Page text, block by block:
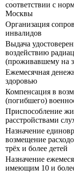
соответствии с
Москвы
Организация
инвалидов
Выдача
воздействию
(проживавшему на
Ежемесячная
здоровью
Компенсация в
(погибшего)
Приспособление
расстройствами
Назначение
возмещение
трёх и более детей
Назначение
имеющим 10 и